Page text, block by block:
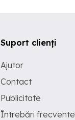
Suport clienți
Ajutor
Contact
Publicitate
Întrebări frecvente